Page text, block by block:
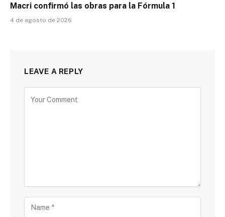
Macri confirmó las obras para la Fórmula 1
4 de agosto de 2026
LEAVE A REPLY